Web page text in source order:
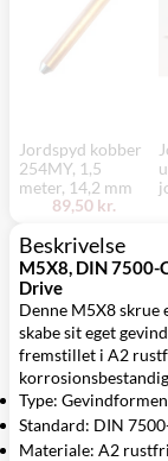
Jordspyd kobber
254MY, 1,5
meter, 14,2 mm
89,50 kr.
Beskrivelse
M5X8, DIN 7500-
Drive
Denne M5X8 skrue
skabe sit eget
fremstillet i A2
Type:
Standard: DIN
Materiale: A2